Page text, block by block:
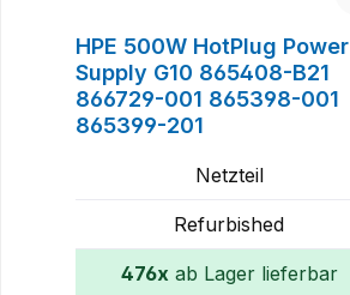
HPE 500W HotPlug Power
Supply G10 865408-B21
866729-001 865398-001
865399-201
Netzteil
Refurbished
476x ab Lager lieferbar